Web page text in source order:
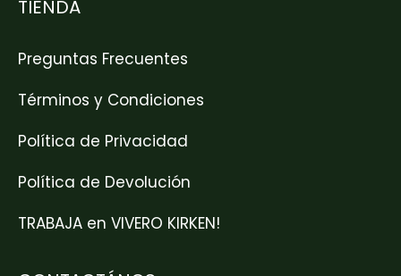
TIENDA
Preguntas Frecuentes
Términos y Condiciones
Política de Privacidad
Política de Devolución
TRABAJA en VIVERO KIRKEN!